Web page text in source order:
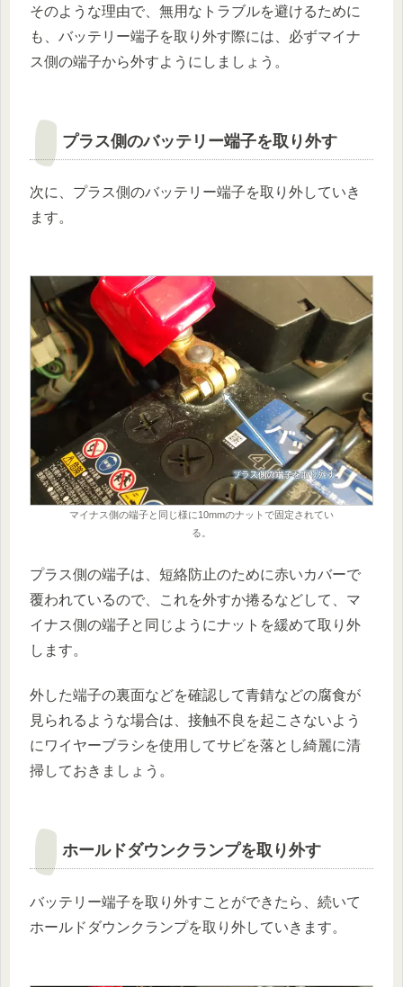
そのような理由で、無用なトラブルを避けるために
も、バッテリー端子を取り外す際には、必ずマイナ
ス側の端子から外すようにしましょう。
プラス側のバッテリー端子を取り外す
次に、プラス側のバッテリー端子を取り外していき
ます。
マイナス側の端子と同じ様に10mmのナットで固定されてい
る。
プラス側の端子は、短絡防止のために赤いカバーで
覆われているので、これを外すか捲るなどして、マ
イナス側の端子と同じようにナットを緩めて取り外
します。
外した端子の裏面などを確認して青錆などの腐食が
見られるような場合は、接触不良を起こさないよう
にワイヤーブラシを使用してサビを落とし綺麗に清
掃しておきましょう。
ホールドダウンクランプを取り外す
バッテリー端子を取り外すことができたら、続いて
ホールドダウンクランプを取り外していきます。